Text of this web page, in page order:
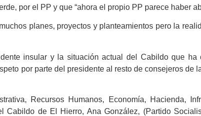
por el PP y que “ahora el propio PP parece haber
planes, proyectos y planteamientos pero la
insular y la situación actual del Cabildo que ha
por parte del presidente al resto de consejeros de
Recursos Humanos, Economía, Hacienda,
Cabildo de El Hierro, Ana González, (Partido